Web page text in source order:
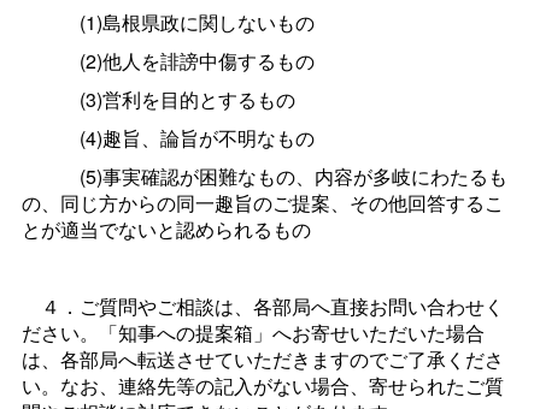
(1)島根県政に関しないもの
(2)他人を誹謗中傷するもの
(3)営利を目的とするもの
(4)趣旨、論旨が不明なもの
(5)事実確認が困難なもの、内容が多岐にわたるも
の、同じ方からの同一趣旨のご提案、その他回答するこ
とが適当でないと認められるもの
４．ご質問やご相談は、各部局へ直接お問い合わせく
ださい。「知事への提案箱」へお寄せいただいた場合
は、各部局へ転送させていただきますのでご了承くださ
い。なお、連絡先等の記入がない場合、寄せられたご質